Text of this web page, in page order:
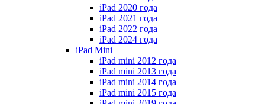
iPad 2020 года
iPad 2021 года
iPad 2022 года
iPad 2024 года
iPad Mini
iPad mini 2012 года
iPad mini 2013 года
iPad mini 2014 года
iPad mini 2015 года